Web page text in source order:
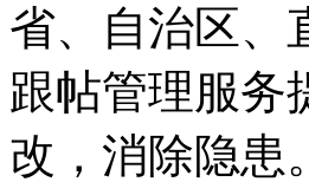
省、自治区、
跟帖管理服务
改，消除隐患。